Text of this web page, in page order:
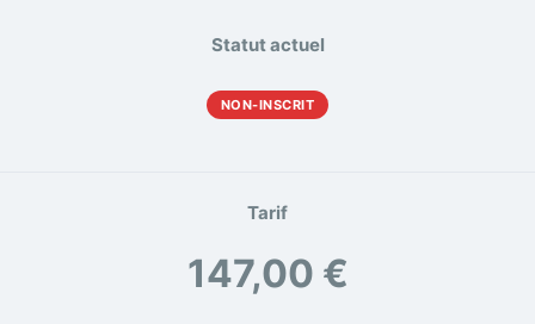
Statut actuel
NON-INSCRIT
Tarif
147,00 €